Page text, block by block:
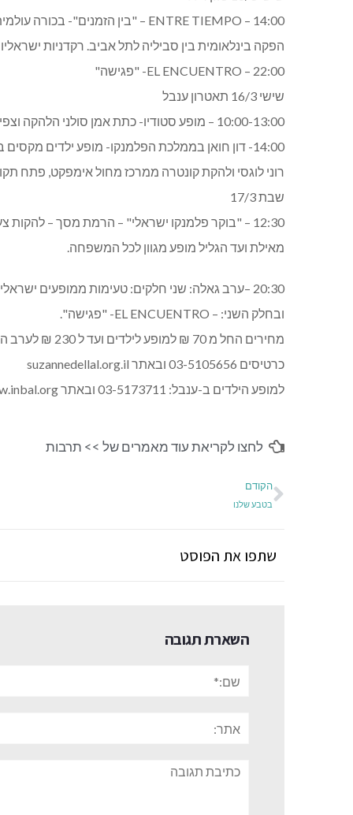
14:00 – ENTRE TIEMPO – "בין הזמנים"- בכורה עולמית.
הפקה בינלאומית בין סביליה לתל אביב. רקדניות
22:00 – EL ENCUENTRO- "פגישה"
שישי 16/3 תאטרון ענבל
10:00-13:00 – מופע סטודיו- כתת אמן סולני הלהקה וצפייה לתלמידים
14:00- דון חואן בממלכת הפלמנקו- מופע ילדים מקסים בין מקצבי הפלמנקו בגירסא חדשנית:
רוני לוגסי ולהקת קונטרה ממרכז מחול אימפקט, פתח
שבת 17/3
12:30 – "בוקר פלמנקו ישראלי" – הרמת מסך – להקות צעירות מכל הארץ
מאילת ועד הגליל מופע מגוון לכל המשפחה.
20:30 –ערב גאלה: שני חלקים: טעימות ממופעים ישראלים ובכורות,
ובחלק השני: – EL ENCUENTRO- "פגישה".
מחירים החל מ 70 ₪ למופע לילדים ועד ל 230 ₪ לערב הגאלא
כרטיסים 03-5105656 ובאתר suzannedellal.org.il
למופע הילדים ב-ענבל: 03-5173711 ובאתר www.inbal.org
לחצו לקריאת עוד מאמרים של >> תרבות
הקודם
בטבע שלנו
שתפו את הפוסט
השארת תגובה
תגובה